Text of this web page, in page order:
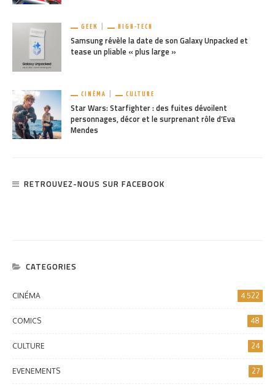
GEEK HIGH-TECH
Samsung révèle la date de son Galaxy Unpacked et
tease un pliable « plus large »
CINÉMA CULTURE
Star Wars: Starfighter : des fuites dévoilent
personnages, décor et le surprenant rôle d’Eva
Mendes
RETROUVEZ-NOUS SUR FACEBOOK
CATEGORIES
CINÉMA 4 522
COMICS 48
CULTURE 24
EVENEMENTS 27